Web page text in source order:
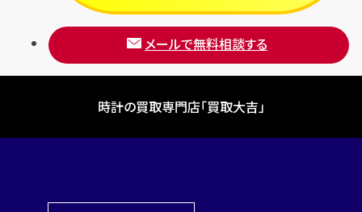
メールで無料相談する
時計の買取専門店「買取大吉」